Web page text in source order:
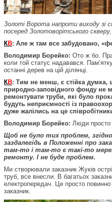
Золоті Ворота напроти виходу зі
посеред Золотоворітського
КВ: Але ж там все забудовано,
Володимир Борейко: Ото ж бо.
коли той статус надавався.
останні дерев на цій ділянці.
КВ: Тим не менш, є стійка думка,
природно-заповідного фонду не
ремонтувати труби, які було
будуть неприємності із
дуже жалілись на це
Володимир Борейко: Люди просто
Щоб не було тих проблем,
заздалегідь в Положенні про
там-то і там-то є такі-то
ремонту. І не буде проблем.
Ми створювали заказник Жуків
труб, все внесли. В багатьох
електропередач. Це просто
заказник.